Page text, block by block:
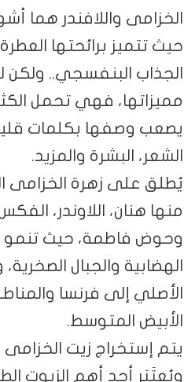
الخزامى واللافندر هما
حيث تتميز برائحتها
الجذاب البنفسجي..
مميزاتها، فهي تحمل
يصعب وصفها بكلمات
الشعر، البشرة والمزيد.
يُطلق على زهرة الخزامى
منها هنان، اللاوندر،
وحوض فاطمة، حيث تنمو
الهضابية والجبال
الأصلي إلى فرنسا
الأبيض المتوسط.
يتم إستخراج زيت
ويُعتَبَر أحد أهم الزيوت